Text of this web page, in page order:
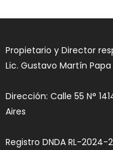
Propietario y Director
Lic. Gustavo Martín Papa
Dirección: Calle 55 N°
Aires
Registro DNDA RL-